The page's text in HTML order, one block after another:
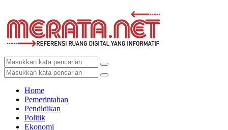
Home
Pemerintahan
Pendidikan
Politik
Ekonomi